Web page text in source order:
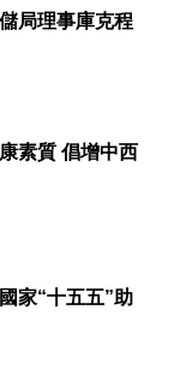
局理事庫克程
素質 倡增中西
家“十五五”助